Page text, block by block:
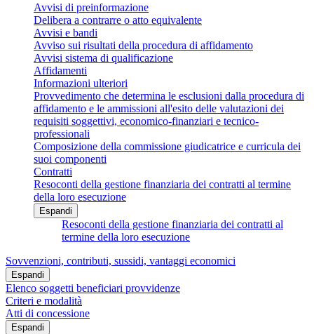
Avvisi di preinformazione
Delibera a contrarre o atto equivalente
Avvisi e bandi
Avviso sui risultati della procedura di affidamento
Avvisi sistema di qualificazione
Affidamenti
Informazioni ulteriori
Provvedimento che determina le esclusioni dalla procedura di
affidamento e le ammissioni all'esito delle valutazioni dei
requisiti soggettivi, economico-finanziari e tecnico-
professionali
Composizione della commissione giudicatrice e curricula dei
suoi componenti
Contratti
Resoconti della gestione finanziaria dei contratti al termine
della loro esecuzione
Espandi
Resoconti della gestione finanziaria dei contratti al
termine della loro esecuzione
Sovvenzioni, contributi, sussidi, vantaggi economici
Espandi
Elenco soggetti beneficiari provvidenze
Criteri e modalità
Atti di concessione
Espandi